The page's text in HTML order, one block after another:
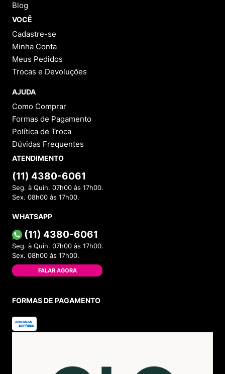
Blog
VOCÊ
Cadastre-se
Minha Conta
Meus Pedidos
Trocas e Devoluções
AJUDA
Como Comprar
Formas de Pagamento
Política de Troca
Dúvidas Frequentes
ATENDIMENTO
(11) 4380-6061
Seg. à Quin. 07h00 às 17h00.
Sex. 08h00 às 17h00.
WHATSAPP
(11) 4380-6061
Seg. à Quin. 07h00 às 17h00.
Sex. 08h00 às 17h00.
FALAR AGORA
FORMAS DE PAGAMENTO